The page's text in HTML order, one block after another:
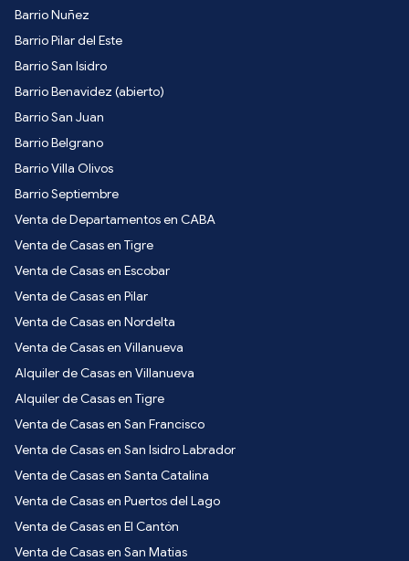
Barrio Nuñez
Barrio Pilar del Este
Barrio San Isidro
Barrio Benavidez (abierto)
Barrio San Juan
Barrio Belgrano
Barrio Villa Olivos
Barrio Septiembre
Venta de Departamentos en CABA
Venta de Casas en Tigre
Venta de Casas en Escobar
Venta de Casas en Pilar
Venta de Casas en Nordelta
Venta de Casas en Villanueva
Alquiler de Casas en Villanueva
Alquiler de Casas en Tigre
Venta de Casas en San Francisco
Venta de Casas en San Isidro Labrador
Venta de Casas en Santa Catalina
Venta de Casas en Puertos del Lago
Venta de Casas en El Cantón
Venta de Casas en San Matias